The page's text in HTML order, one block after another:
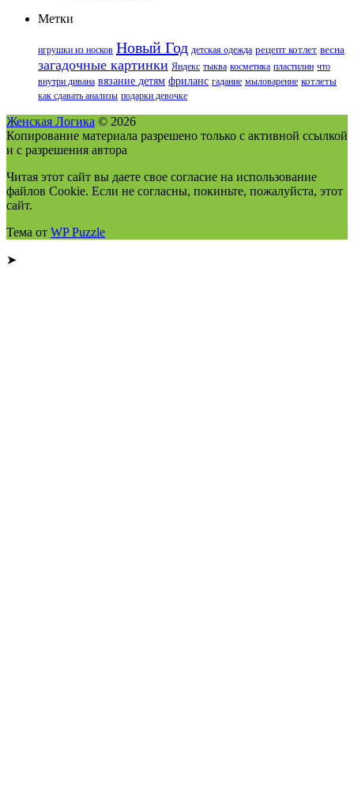
Метки
игрушки из носков Новый Год детская одежда рецепт котлет весна
загадочные картинки Яндекс тыква косметика пластилин что
внутри дивана вязание детям фриланс гадание мыловарение котлеты
как сдавать анализы подарки девочке
Женская Логика © 2026
Копирование материала разрешено только с активной ссылкой
и с разрешения автора
Читая этот сайт вы даете свое согласие на использование
файлов Cookie. Если не согласны, покиньте, пожалуйста, этот
сайт.
Тема от WP Puzzle
➤